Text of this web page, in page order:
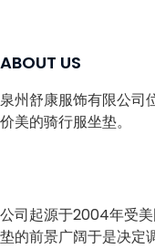
ABOUT US
泉州舒康服饰有限公司
价美的骑行服坐垫。
公司起源于2004年受
垫的前景广阔于是决定